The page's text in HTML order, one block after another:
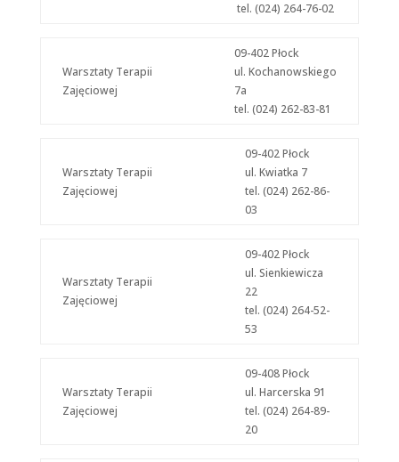
tel. (024) 264-76-02
Warsztaty Terapii
Zajęciowej
09-402 Płock
ul. Kochanowskiego
7a
tel. (024) 262-83-81
Warsztaty Terapii
Zajęciowej
09-402 Płock
ul. Kwiatka 7
tel. (024) 262-86-
03
Warsztaty Terapii
Zajęciowej
09-402 Płock
ul. Sienkiewicza
22
tel. (024) 264-52-
53
Warsztaty Terapii
Zajęciowej
09-408 Płock
ul. Harcerska 91
tel. (024) 264-89-
20